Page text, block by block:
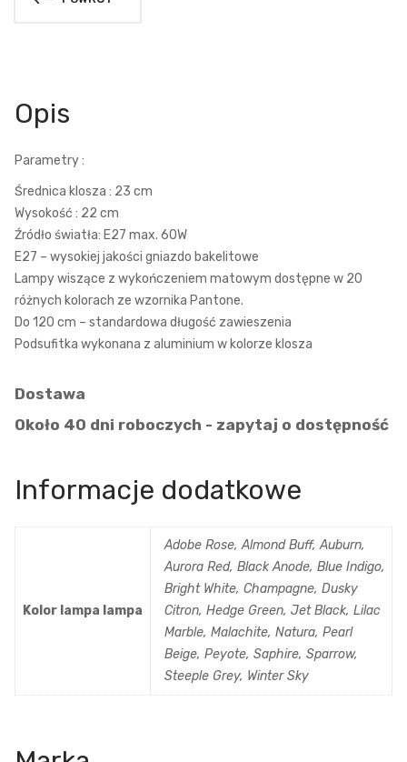
Opis
Parametry :
Średnica klosza : 23 cm
Wysokość : 22 cm
Źródło światła: E27 max. 60W
E27 – wysokiej jakości gniazdo bakelitowe
Lampy wiszące z wykończeniem matowym dostępne w 20
różnych kolorach ze wzornika Pantone.
Do 120 cm – standardowa długość zawieszenia
Podsufitka wykonana z aluminium w kolorze klosza
Dostawa
Około 40 dni roboczych - zapytaj o dostępność
Informacje dodatkowe
Kolor lampa lampa
Adobe Rose, Almond Buff, Auburn,
Aurora Red, Black Anode, Blue Indigo,
Bright White, Champagne, Dusky
Citron, Hedge Green, Jet Black, Lilac
Marble, Malachite, Natura, Pearl
Beige, Peyote, Saphire, Sparrow,
Steeple Grey, Winter Sky